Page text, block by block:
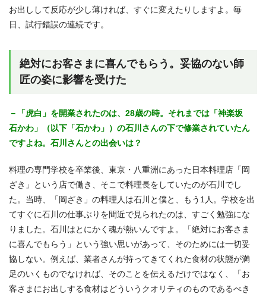
お出しして反応が少し薄ければ、すぐに変えたりしますよ。毎
日、試行錯誤の連続です。
絶対にお客さまに喜んでもらう。妥協のない師
匠の姿に影響を受けた
－「虎白」を開業されたのは、28歳の時。それまでは「神楽坂
石かわ」（以下「石かわ」）の石川さんの下で修業されていたん
ですよね。石川さんとの出会いは？
料理の専門学校を卒業後、東京・八重洲にあった日本料理店「岡
ざき」という店で働き、そこで料理長をしていたのが石川でし
た。当時、「岡ざき」の料理人は石川と僕と、もう1人。学校を出
てすぐに石川の仕事ぶりを間近で見られたのは、すごく勉強にな
りました。石川はとにかく魂が熱いんですよ。「絶対にお客さま
に喜んでもらう」という強い思いがあって、そのためには一切妥
協しない。例えば、業者さんが持ってきてくれた食材の状態が満
足のいくものでなければ、そのことを伝えるだけではなく、「お
客さまにお出しする食材はどういうクオリティのものであるべき